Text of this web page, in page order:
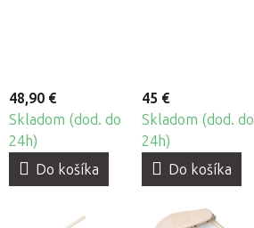
48,90 €
Skladom (dod. do
24h)
Do košíka
45 €
Skladom (dod. do
24h)
Do košíka